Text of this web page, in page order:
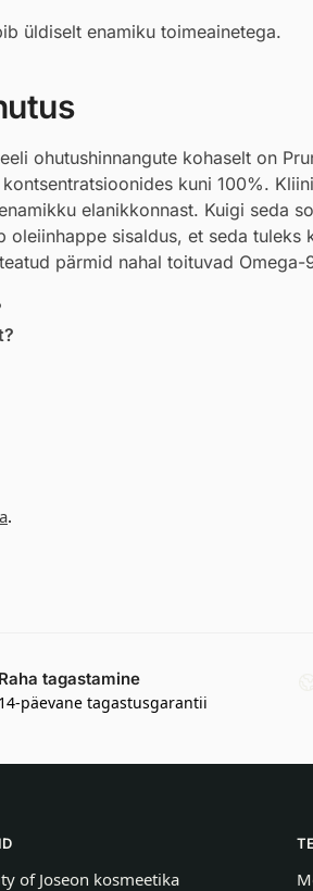
üldiselt enamiku toimeainetega.
ohutushinnangute kohaselt on
kuni 100%.
elanikkonnast. Kuigi seda
sisaldus, et seda tuleks
pärmid nahal toituvad Omega-
.
Raha tagastamine
14-päevane tagastusgarantii
of Joseon kosmeetika